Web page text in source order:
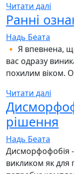
Читати далі
Ранні
Надь Беата
🔸 Я впевнена,
вас одразу
похилим віком.
Читати далі
рішення
Надь Беата
Дисморфофобія -
викликом як для